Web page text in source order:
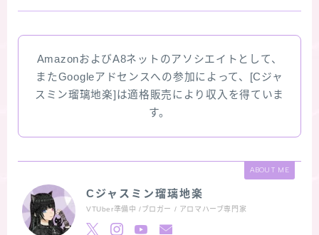
AmazonおよびA8ネットのアソシエイトとして、
またGoogleアドセンスへの参加によって、[Cジャ
スミン瑠璃地楽]は適格販売により収入を得ていま
す。
ABOUT ME
Cジャスミン瑠璃地楽
VTUber準備中 /ブロガー / アロマハーブ専門家